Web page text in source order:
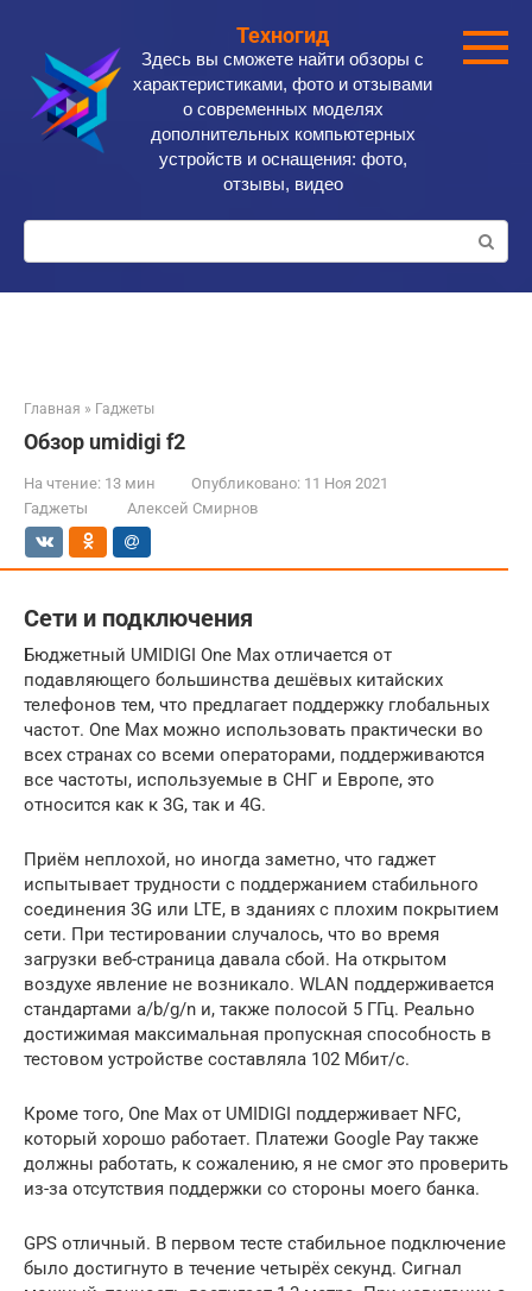
контенту
Техногид
Здесь вы сможете найти обзоры с
характеристиками, фото и отзывами
о современных моделях
дополнительных компьютерных
устройств и оснащения: фото,
отзывы, видео
Поиск:
Главная » Гаджеты
Обзор umidigi f2
На чтение: 13 мин Опубликовано: 11 Ноя 2021
Гаджеты
Алексей Смирнов
Сети и подключения
Бюджетный UMIDIGI One Max отличается от
подавляющего большинства дешёвых китайских
телефонов тем, что предлагает поддержку глобальных
частот. One Max можно использовать практически во
всех странах со всеми операторами, поддерживаются
все частоты, используемые в СНГ и Европе, это
относится как к 3G, так и 4G.
Приём неплохой, но иногда заметно, что гаджет
испытывает трудности с поддержанием стабильного
соединения 3G или LTE, в зданиях с плохим покрытием
сети. При тестировании случалось, что во время
загрузки веб-страница давала сбой. На открытом
воздухе явление не возникало. WLAN поддерживается
стандартами a/b/g/n и, также полосой 5 ГГц. Реально
достижимая максимальная пропускная способность в
тестовом устройстве составляла 102 Мбит/с.
Кроме того, One Max от UMIDIGI поддерживает NFC,
который хорошо работает. Платежи Google Pay также
должны работать, к сожалению, я не смог это проверить
из-за отсутствия поддержки со стороны моего банка.
GPS отличный. В первом тесте стабильное подключение
было достигнуто в течение четырёх секунд. Сигнал